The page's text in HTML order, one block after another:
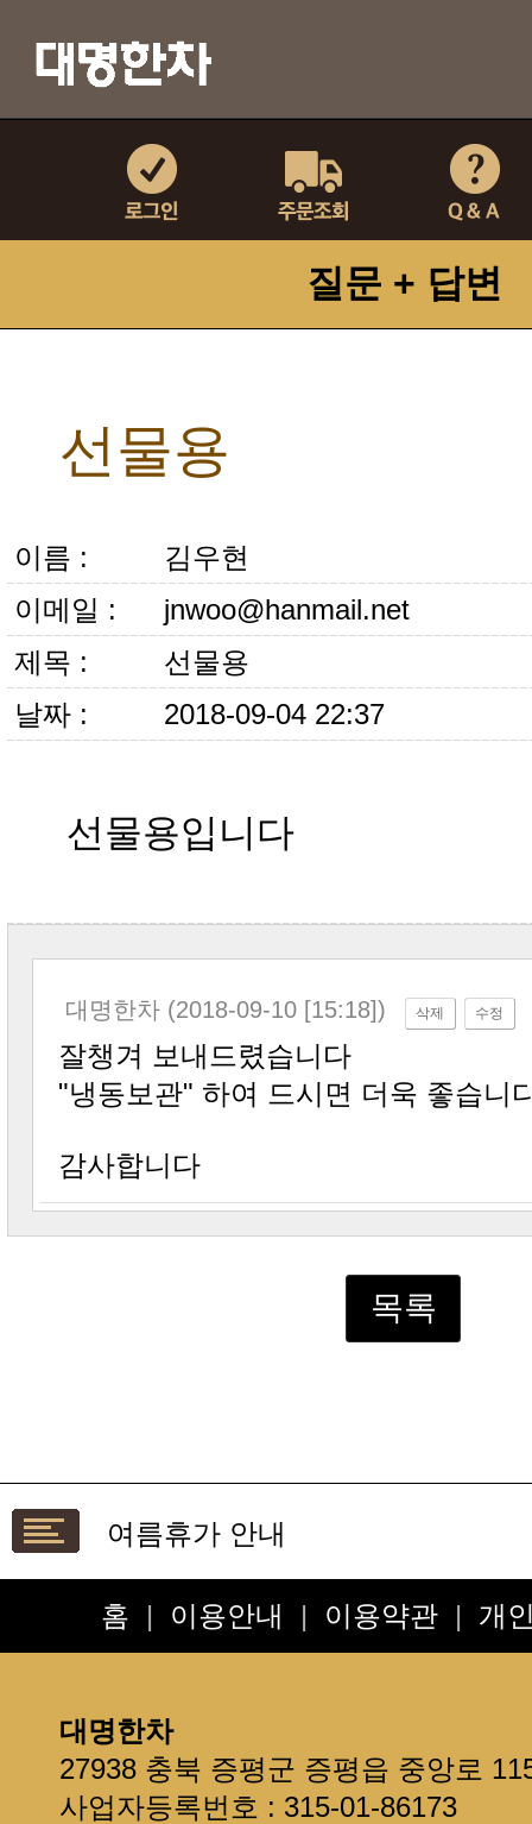
질문 + 답변
선물용
이름 :
김우현
이메일 :
jnwoo@hanmail.net
제목 :
선물용
날짜 :
2018-09-04 22:37
선물용입니다
대명한차 (2018-09-10 [15:18]) 삭제 수정
잘챙겨 보내드렸습니다
"냉동보관" 하여 드시면 더욱 좋습니
감사합니다
목록
여름휴가 안내
설연휴 배송안내입니다
**보관방법 및 선물용**
*배송요청사항*은 주문서 또는 전
제주도 + 섬지역 추가 배송료 안
선물용으로 구입한다면 읽어주세
회원정보를 확인하세요~
홈 | 이용안내 | 이용약관 | 개
대명한차
27938 충북 증평군 증평읍 중앙로
사업자등록번호 : 315-01-86173